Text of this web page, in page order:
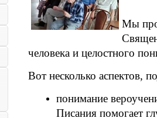
Мы
человека и целостного
Вот несколько аспектов,
понимание
Писания помогает